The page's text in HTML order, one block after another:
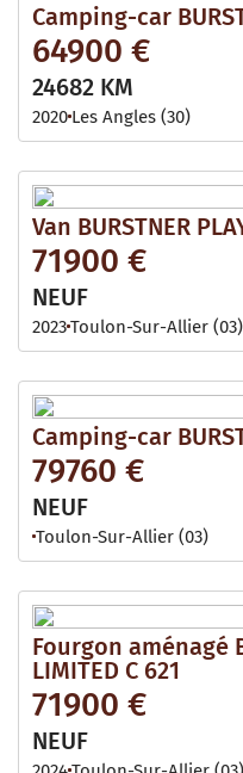
Camping-car
64900 €
24682 KM
2020 Les Angles (30)
Van BURSTNER
71900 €
NEUF
2023Toulon-Sur-Allier (03)
Camping-car
79760 €
NEUF
Toulon-Sur-Allier (03)
Fourgon aménagé
LIMITED C 621
71900 €
NEUF